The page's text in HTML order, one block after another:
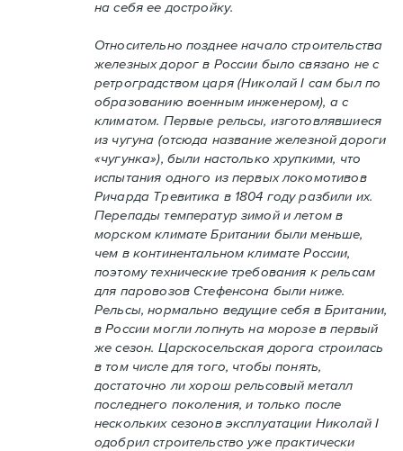
на себя ее достройку.
Относительно позднее начало строительства
железных дорог в России было связано не с
ретроградством царя (Николай I сам был по
образованию военным инженером), а с
климатом. Первые рельсы, изготовлявшиеся
из чугуна (отсюда название железной дороги
«чугунка»), были настолько хрупкими, что
испытания одного из первых локомотивов
Ричарда Тревитика в 1804 году разбили их.
Перепады температур зимой и летом в
морском климате Британии были меньше,
чем в континентальном климате России,
поэтому технические требования к рельсам
для паровозов Стефенсона были ниже.
Рельсы, нормально ведущие себя в Британии,
в России могли лопнуть на морозе в первый
же сезон. Царскосельская дорога строилась
в том числе для того, чтобы понять,
достаточно ли хорош рельсовый металл
последнего поколения, и только после
нескольких сезонов эксплуатации Николай I
одобрил строительство уже практически